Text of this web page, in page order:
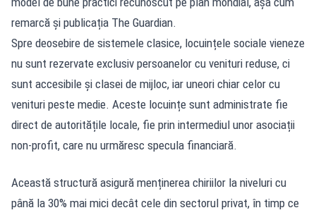
remarcă și publicația The Guardian.
Spre deosebire de sistemele clasice, locuințele sociale vieneze
nu sunt rezervate exclusiv persoanelor cu venituri reduse, ci
sunt accesibile și clasei de mijloc, iar uneori chiar celor cu
venituri peste medie. Aceste locuințe sunt administrate fie
direct de autoritățile locale, fie prin intermediul unor asociații
non-profit, care nu urmăresc specula financiară.
Această structură asigură menținerea chiriilor la niveluri cu
până la 30% mai mici decât cele din sectorul privat, în timp ce